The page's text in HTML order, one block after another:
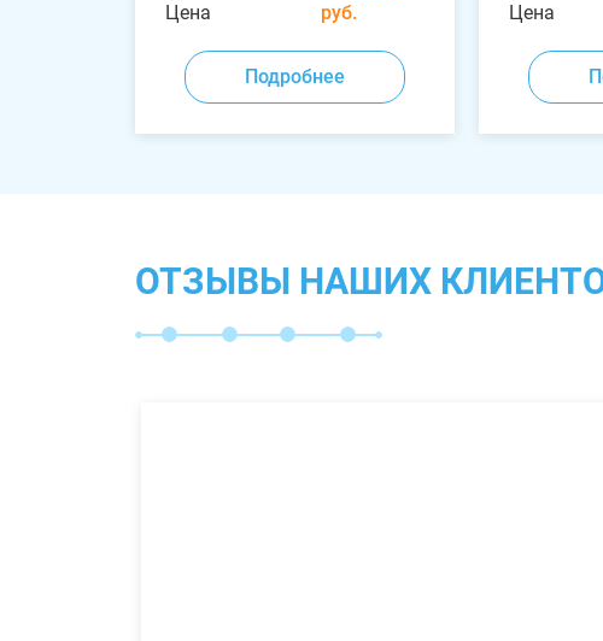
Цена
руб.
Подробнее
Цена
ОТЗЫВЫ НАШИХ